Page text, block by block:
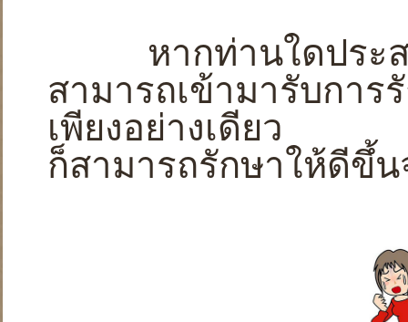
หากท่านใดประสบ
สามารถเข้ามารับการ
เพียงอย่างเดียว
ก็สามารถรักษาให้ดีขึ้